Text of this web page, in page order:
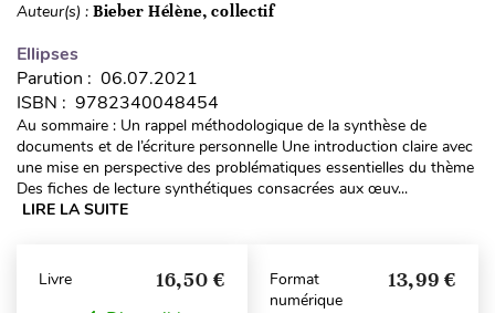
Auteur(s) : Bieber Hélène, collectif
Ellipses
Parution : 06.07.2021
ISBN : 9782340048454
Au sommaire : Un rappel méthodologique de la synthèse de
documents et de l’écriture personnelle Une introduction claire avec
une mise en perspective des problématiques essentielles du thème
Des fiches de lecture synthétiques consacrées aux œuv...
LIRE LA SUITE
Livre 16,50 €
Format
numérique
13,99 €